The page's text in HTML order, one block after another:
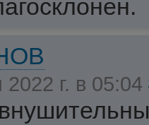
2022 г. в 05:04